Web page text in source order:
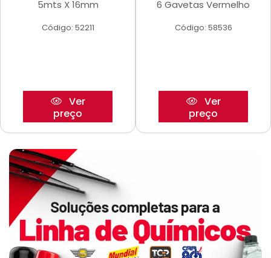
5mts X 16mm
Código: 52211
Ver
preço
6 Gavetas Vermelho
Código: 58536
Ver
preço